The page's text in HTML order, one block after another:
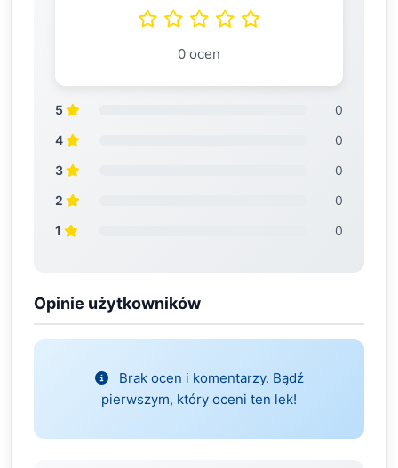
0 ocen
5
0
4
0
3
0
2
0
1
0
Opinie użytkowników
Brak ocen i komentarzy. Bądź
pierwszym, który oceni ten lek!